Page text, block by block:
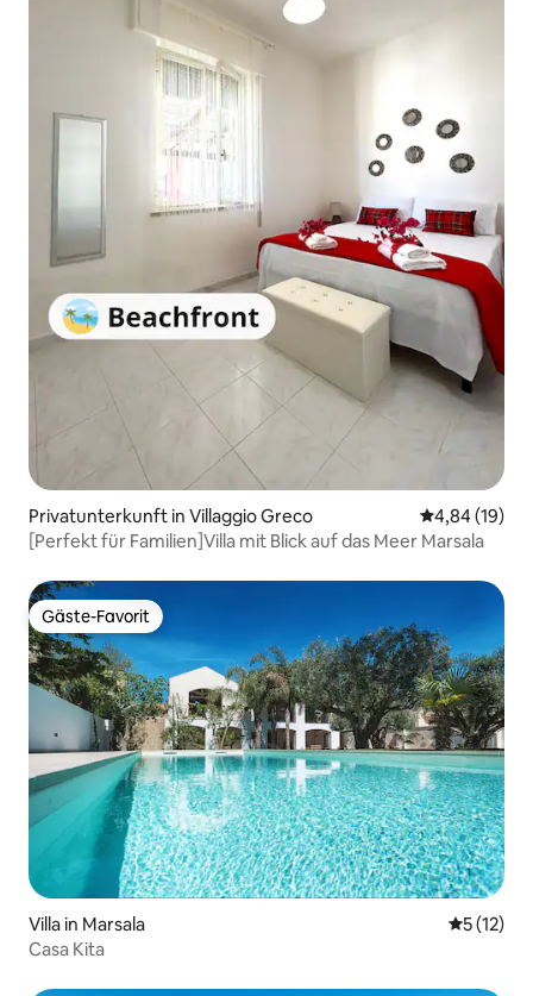
Privatunterkunft in Villaggio Greco
4,84 (19)
[Perfekt für Familien]Villa mit Blick auf das Meer Marsala
Gäste-Favorit
Gäste-Favorit
Villa in Marsala
5 (12)
Casa Kita